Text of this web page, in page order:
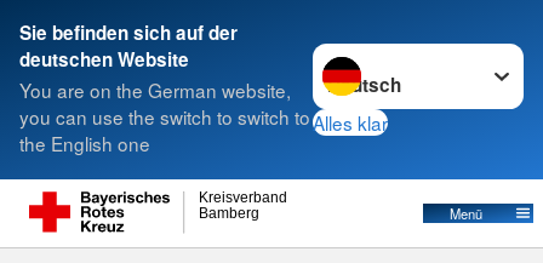
Sie befinden sich auf der
deutschen Website
You are on the German website,
you can use the switch to switch to
the English one
Sprache wechseln zu
Alles klar
Bamberg
Kreisverband
Menü
Suche